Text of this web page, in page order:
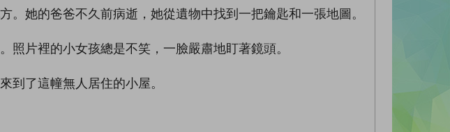
她的爸爸不久前病逝，她從遺物中找到一把鑰匙和一張地圖。
片裡的小女孩總是不笑，一臉嚴肅地盯著鏡頭。
到了這幢無人居住的小屋。